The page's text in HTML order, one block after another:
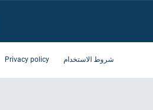
شروط الاستخدام Privacy policy